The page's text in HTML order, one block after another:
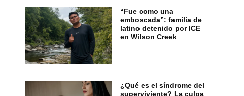
“Fue como una
emboscada”: familia de
latino detenido por ICE
en Wilson Creek
¿Qué es el síndrome del
superviviente? La culpa